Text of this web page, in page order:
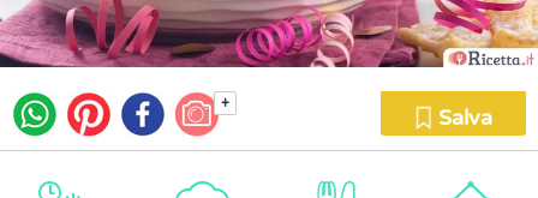
+
Salva